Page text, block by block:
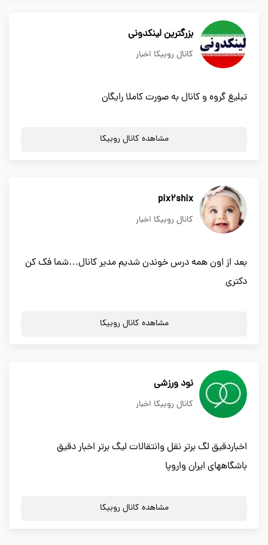
بزرگترین لینکدونی
کانال روبیکا اخبار
تبلیغ گروه و کانال به صورت کاملا رایگان
مشاهده کانال روبیکا
pix2shix
کانال روبیکا اخبار
بعد از اون همه درس خوندن شدیم مدیر کانال…شما فک کن
دکتری
مشاهده کانال روبیکا
نود ورزشی
کانال روبیکا اخبار
اخباردقیق لگ برتر نقل وانتقالات لیگ برتر اخبار دقیق
باشگاههای ایران واروپا
مشاهده کانال روبیکا